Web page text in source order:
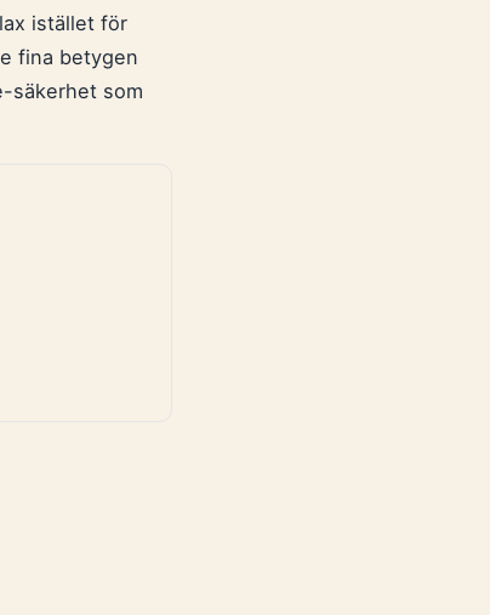
istället för
fina betygen
säkerhet som